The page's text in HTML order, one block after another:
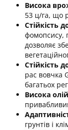
Висока
53 ц/га, що
Стійкість
фомопсису,
дозволяє
Стійкість
рас вовчка
багатьох
Висока
грунтів і